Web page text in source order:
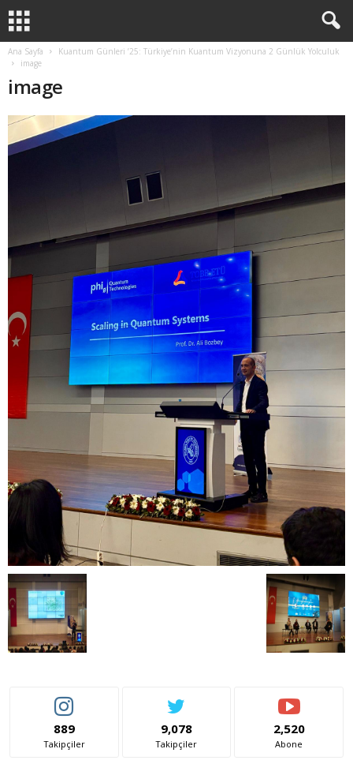
Ana Sayfa
Kuantum Günleri ’25: Türkiye’nin Kuantum Vizyonuna 2 Günlük Yolculuk
image
image
889
Takipçiler
9,078
Takipçiler
2,520
Abone